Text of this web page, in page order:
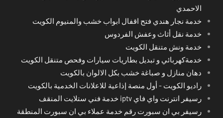
الاحمدي
خدمة نجار هندي فتح اقفال ابواب خشب والمنيوم الكويت
خدمة نقل أثاث وعفش الفردوس
خدمة ونش متنقل الكويت
خدمةكهربائي و تبديل بطاريات سيارات وفحص متنقل الكويت
دهان منازل و صباغة خشب بكل الالوان بالكويت
راديو الكويت - أول منصة إذاعية للاعلانات الخدمية بالكويت
رسيفر انترنت واي فاي iptv خدمة فني ستلايت المنقف
رسيفر بي ان سبورت رقم خدمة عملاء بي ان سبورت المنطقة